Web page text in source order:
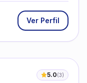
Ver Perfil
5.0(3)